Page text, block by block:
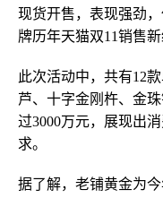
现货开售，表现强劲
牌历年天猫双11销售
此次活动中，共有12
芦、十字金刚杵、金
过3000万元，展现出
求。
据了解，老铺黄金为